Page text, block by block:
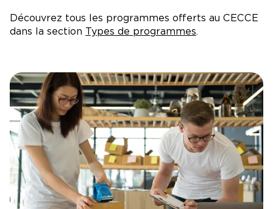
Découvrez tous les programmes offerts au CECCE
dans la section Types de programmes.